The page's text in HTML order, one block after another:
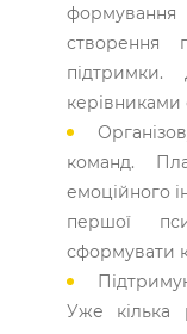
створення
керівниками
команд.
емоційного
першої
сформувати
Уже кілька